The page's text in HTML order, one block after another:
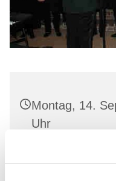
Montag, 14.
Uhr